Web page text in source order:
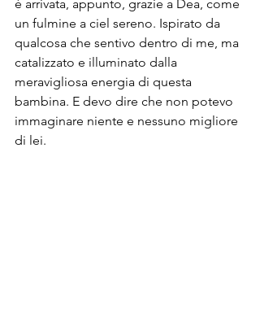
è arrivata, appunto, grazie a Dea, come
un fulmine a ciel sereno. Ispirato da
qualcosa che sentivo dentro di me, ma
catalizzato e illuminato dalla
meravigliosa energia di questa
bambina. E devo dire che non potevo
immaginare niente e nessuno migliore
di lei.